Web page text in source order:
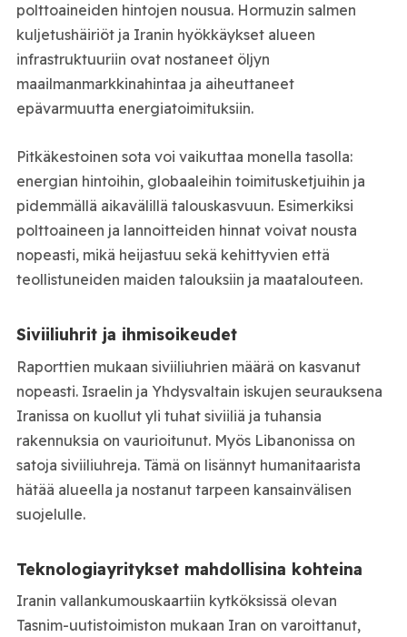
polttoaineiden hintojen nousua. Hormuzin salmen
kuljetushäiriöt ja Iranin hyökkäykset alueen
infrastruktuuriin ovat nostaneet öljyn
maailmanmarkkinahintaa ja aiheuttaneet
epävarmuutta energiatoimituksiin.
Pitkäkestoinen sota voi vaikuttaa monella tasolla:
energian hintoihin, globaaleihin toimitusketjuihin ja
pidemmällä aikavälillä talouskasvuun. Esimerkiksi
polttoaineen ja lannoitteiden hinnat voivat nousta
nopeasti, mikä heijastuu sekä kehittyvien että
teollistuneiden maiden talouksiin ja maatalouteen.
Siviiliuhrit ja ihmisoikeudet
Raporttien mukaan siviiliuhrien määrä on kasvanut
nopeasti. Israelin ja Yhdysvaltain iskujen seurauksena
Iranissa on kuollut yli tuhat siviiliä ja tuhansia
rakennuksia on vaurioitunut. Myös Libanonissa on
satoja siviiliuhreja. Tämä on lisännyt humanitaarista
hätää alueella ja nostanut tarpeen kansainvälisen
suojelulle.
Teknologiayritykset mahdollisina kohteina
Iranin vallankumouskaartiin kytköksissä olevan
Tasnim-uutistoimiston mukaan Iran on varoittanut,